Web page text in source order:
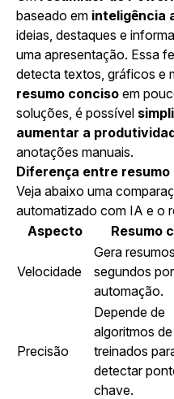
baseado em inteligência
ideias, destaques e
uma apresentação. Essa
detecta textos, gráficos e
resumo conciso em
soluções, é possível
aumentar a
anotações manuais.
Diferença entre resumo
Veja abaixo uma
automatizado com IA e o
Aspecto
Resumo
Velocidade
Gera
segundos
automação.
Precisão
Depende de
algoritmos
treinados
detectar
chave.